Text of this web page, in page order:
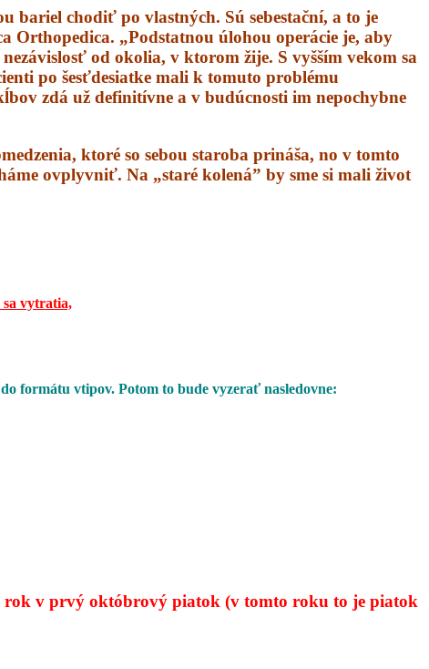
bariel chodiť po vlastných. Sú sebestační, a to je
Orthopedica. „Podstatnou úlohou operácie je, aby
od okolia, v ktorom žije. S vyšším vekom sa
po šesťdesiatke mali k tomuto problému
zdá už definitívne a v budúcnosti im nepochybne
ktoré so sebou staroba prináša, no v tomto
ovplyvniť. Na „staré kolená” by sme si mali život
vytratia,
formátu vtipov. Potom to bude vyzerať nasledovne:
v prvý októbrový piatok (v tomto roku to je piatok